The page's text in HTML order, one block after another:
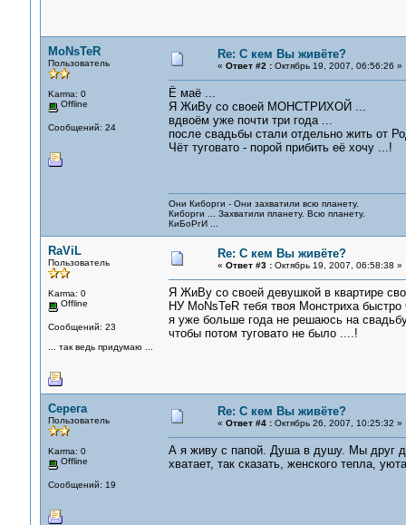
MoNsTeR
Пользователь
Karma: 0
Offline
Сообщений: 24
Re: С кем Вы живёте?
« Ответ #2 :Октябрь 19, 2007, 06:56:26 »
Ё маё ...
Я ЖиВу со своей МОНСТРИХОЙ ...
вдвоём уже почти три года ...
после свадьбы стали отдельно жить от
Чёт туговато - порой прибить её хочу ...!
Они Киборги - Они захватили всю планету.
Киборги ... Захватили планету. Всю планету.
КиБоРгИ ...
RaViL
Пользователь
Karma: 0
Offline
Сообщений: 23
... так ведь придумаю ...
Re: С кем Вы живёте?
« Ответ #3 :Октябрь 19, 2007, 06:58:38 »
Я ЖиВу со своей девушкой в квартире
НУ MoNsTeR тебя твоя Монстриха
я уже больше года не решаюсь на
чтобы потом туговато не было ....!
Серега
Пользователь
Karma: 0
Offline
Сообщений: 19
Re: С кем Вы живёте?
« Ответ #4 :Октябрь 26, 2007, 10:25:32 »
А я живу с папой. Душа в душу. Мы друг
хватает, так сказать, женского тепла,